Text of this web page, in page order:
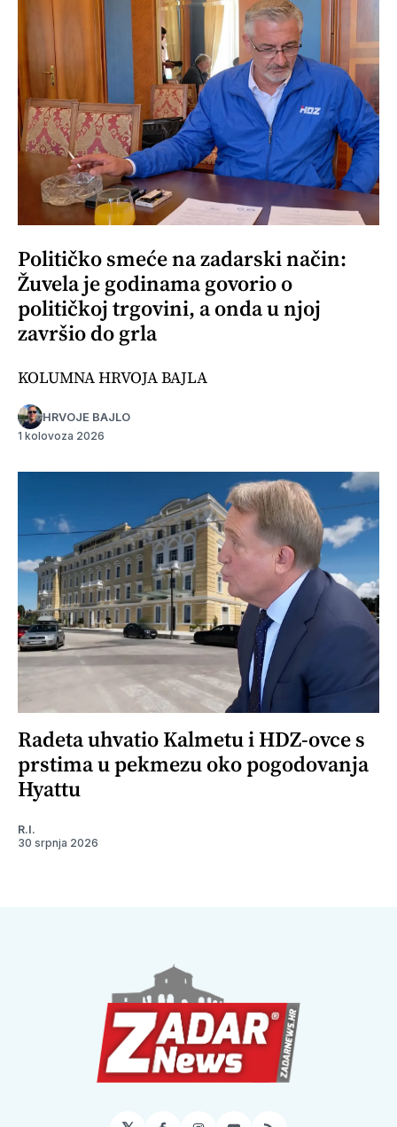
Političko smeće na zadarski način:
Žuvela je godinama govorio o
političkoj trgovini, a onda u njoj
završio do grla
KOLUMNA HRVOJA BAJLA
HRVOJE BAJLO
1 kolovoza 2026
Radeta uhvatio Kalmetu i HDZ-ovce s
prstima u pekmezu oko pogodovanja
Hyattu
R.I.
30 srpnja 2026